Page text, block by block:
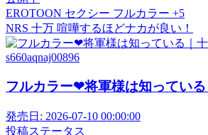
EROTOON セクシー フルカラー +5
NRS 十万 喧嘩するほどナカが良い！
s660aqnaj00896
フルカラー❤将軍様は知ってい
発売日: 2026-07-10 00:00:00
投稿ステータス